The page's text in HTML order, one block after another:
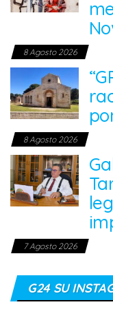
8 Agosto 2026
8 Agosto 2026
7 Agosto 2026
G24 SU